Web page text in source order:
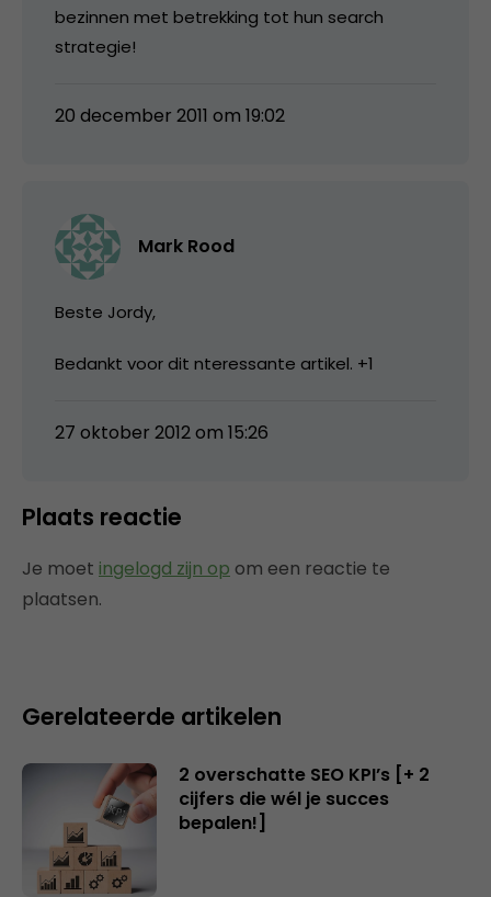
bezinnen met betrekking tot hun search
strategie!
20 december 2011 om 19:02
Mark Rood
Beste Jordy,
Bedankt voor dit nteressante artikel. +1
27 oktober 2012 om 15:26
Plaats reactie
Je moet ingelogd zijn op om een reactie te
plaatsen.
Gerelateerde artikelen
2 overschatte SEO KPI’s [+ 2
cijfers die wél je succes
bepalen!]